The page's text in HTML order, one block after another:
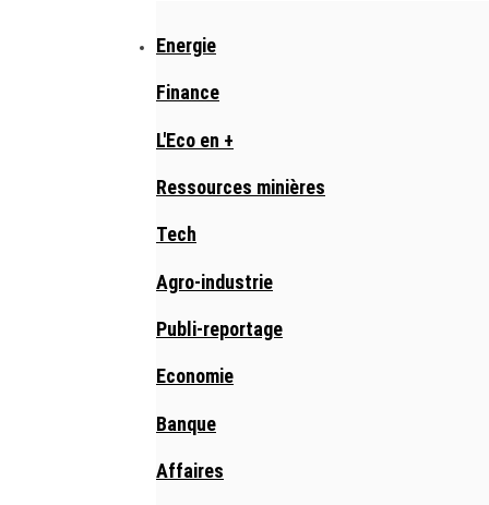
Energie
Finance
L'Eco en +
Ressources minières
Tech
Agro-industrie
Publi-reportage
Economie
Banque
Affaires